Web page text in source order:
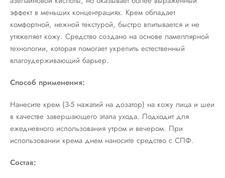
эффект в меньших концентрациях. Крем обладает
комфортной, нежной текстурой, быстро впитывается и не
утяжеляет кожу. Средство создано на основе ламеллярной
технологии, которая помогает укрепить естественный
влагоудерживающий барьер.
Способ применения:
Нанесите крем (3-5 нажатий на дозатор) на кожу лица и шеи
в качестве завершающего этапа ухода. Подходит для
ежедневного использования утром и вечером. При
использовании крема днем наносите средство с СПФ.
Состав: